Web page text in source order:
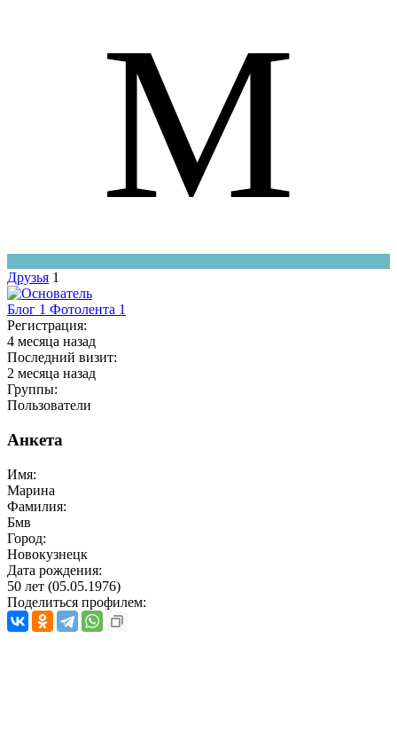
М
Друзья 1
Блог 1 Фотолента 1
Регистрация:
4 месяца назад
Последний визит:
2 месяца назад
Группы:
Пользователи
Анкета
Имя:
Марина
Фамилия:
Бмв
Город:
Новокузнецк
Дата рождения:
50 лет (05.05.1976)
Поделиться профилем: